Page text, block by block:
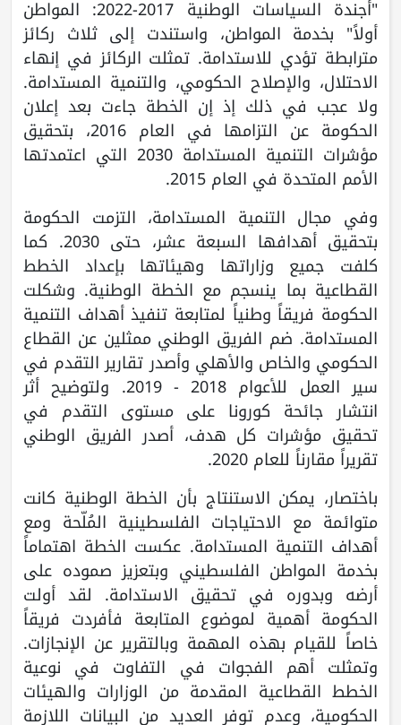
"أجندة السياسات الوطنية 2017-2022: المواطن
أولاً" بخدمة المواطن، واستندت إلى ثلاث ركائز
مترابطة تؤدي للاستدامة. تمثلت الركائز في إنهاء
الاحتلال، والإصلاح الحكومي، والتنمية المستدامة.
ولا عجب في ذلك إذ إن الخطة جاءت بعد إعلان
الحكومة عن التزامها في العام 2016، بتحقيق
مؤشرات التنمية المستدامة 2030 التي اعتمدتها
الأمم المتحدة في العام 2015.
وفي مجال التنمية المستدامة، التزمت الحكومة
بتحقيق أهدافها السبعة عشر، حتى 2030. كما
كلفت جميع وزاراتها وهيئاتها بإعداد الخطط
القطاعية بما ينسجم مع الخطة الوطنية. وشكلت
الحكومة فريقاً وطنياً لمتابعة تنفيذ أهداف التنمية
المستدامة. ضم الفريق الوطني ممثلين عن القطاع
الحكومي والخاص والأهلي وأصدر تقارير التقدم في
سير العمل للأعوام 2018 - 2019. ولتوضيح أثر
انتشار جائحة كورونا على مستوى التقدم في
تحقيق مؤشرات كل هدف، أصدر الفريق الوطني
تقريراً مقارناً للعام 2020.
باختصار، يمكن الاستنتاج بأن الخطة الوطنية كانت
متوائمة مع الاحتياجات الفلسطينية المُلّحة ومع
أهداف التنمية المستدامة. عكست الخطة اهتماماً
بخدمة المواطن الفلسطيني وبتعزيز صموده على
أرضه وبدوره في تحقيق الاستدامة. لقد أولت
الحكومة أهمية لموضوع المتابعة فأفردت فريقاً
خاصاً للقيام بهذه المهمة وبالتقرير عن الإنجازات.
وتمثلت أهم الفجوات في التفاوت في نوعية
الخطط القطاعية المقدمة من الوزارات والهيئات
الحكومية، وعدم توفر العديد من البيانات اللازمة